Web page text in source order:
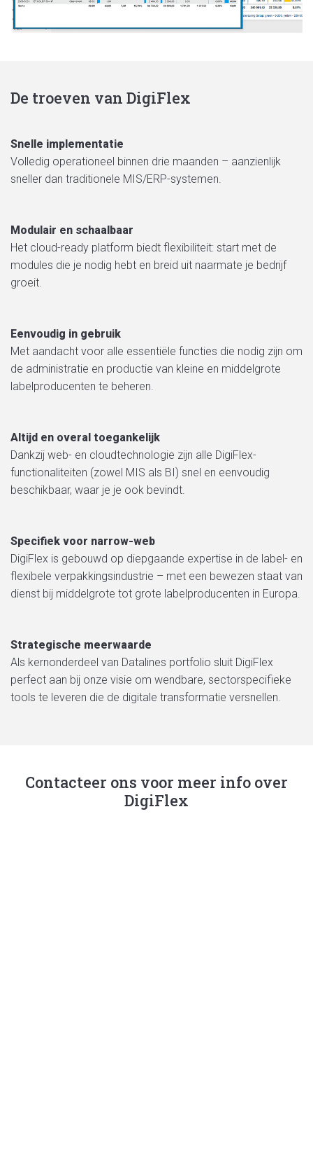
De troeven van DigiFlex
Snelle implementatie
Volledig operationeel binnen drie maanden – aanzienlijk
sneller dan traditionele MIS/ERP-systemen.
Modulair en schaalbaar
Het cloud-ready platform biedt flexibiliteit: start met de
modules die je nodig hebt en breid uit naarmate je bedrijf
groeit.
Eenvoudig in gebruik
Met aandacht voor alle essentiële functies die nodig zijn om
de administratie en productie van kleine en middelgrote
labelproducenten te beheren.
Altijd en overal toegankelijk
Dankzij web- en cloudtechnologie zijn alle DigiFlex-
functionaliteiten (zowel MIS als BI) snel en eenvoudig
beschikbaar, waar je je ook bevindt.
Specifiek voor narrow-web
DigiFlex is gebouwd op diepgaande expertise in de label- en
flexibele verpakkingsindustrie – met een bewezen staat van
dienst bij middelgrote tot grote labelproducenten in Europa.
Strategische meerwaarde
Als kernonderdeel van Datalines portfolio sluit DigiFlex
perfect aan bij onze visie om wendbare, sectorspecifieke
tools te leveren die de digitale transformatie versnellen.
Contacteer ons voor meer info over
DigiFlex